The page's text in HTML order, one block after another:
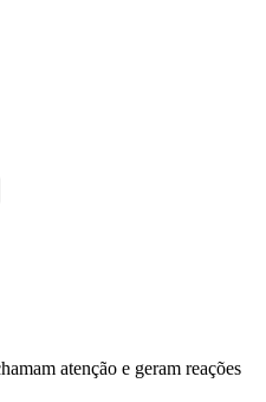
atenção e geram reações